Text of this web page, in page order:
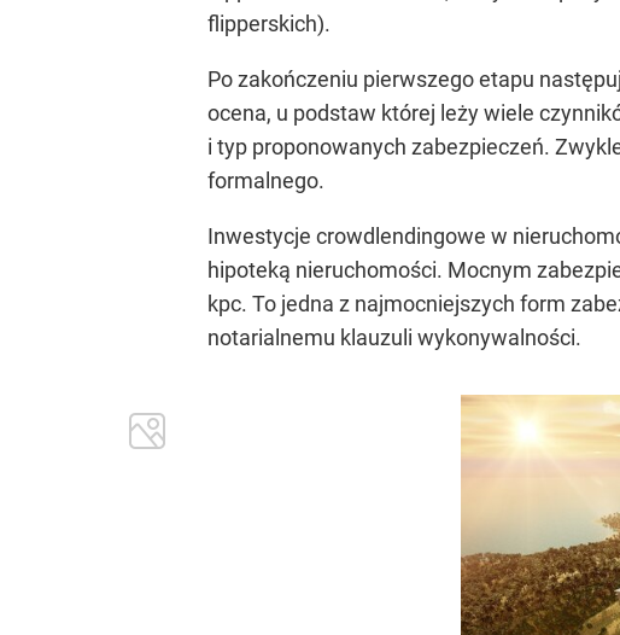
flipperskich).
Po zakończeniu pierwszego etapu
ocena, u podstaw której leży wiele
i typ proponowanych zabezpieczeń.
formalnego.
Inwestycje crowdlendingowe w
hipoteką nieruchomości. Mocnym
kpc. To jedna z najmocniejszych form
notarialnemu klauzuli wykonywalności.